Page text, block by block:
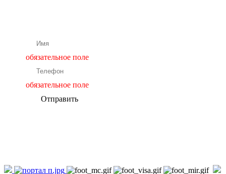
обязательное поле
обязательное поле
Отправить